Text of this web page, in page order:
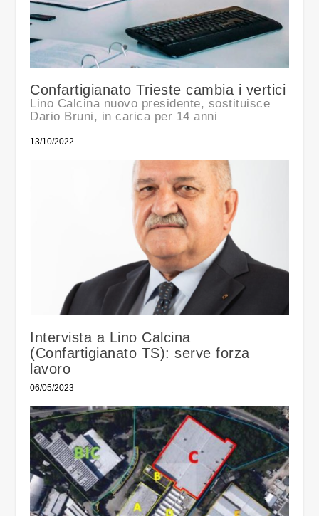
Confartigianato Trieste cambia i vertici
Lino Calcina nuovo presidente, sostituisce
Dario Bruni, in carica per 14 anni
13/10/2022
Intervista a Lino Calcina
(Confartigianato TS): serve forza
lavoro
06/05/2023